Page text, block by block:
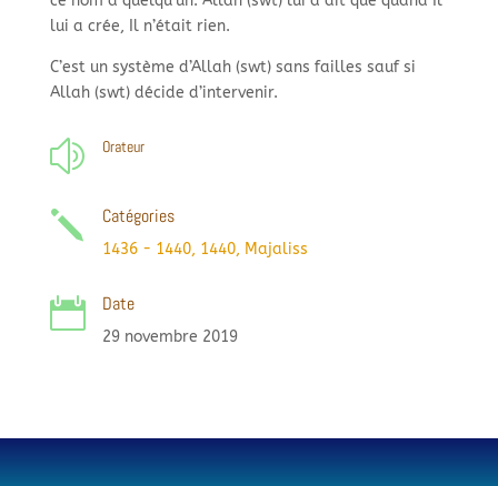
lui a crée, Il n’était rien. ​
C’est un système d’Allah (swt) sans failles sauf si
Allah (swt) décide d’intervenir.​​
z Orateur
j Catégories
1436 - 1440, 1440, Majaliss
 Date
29 novembre 2019